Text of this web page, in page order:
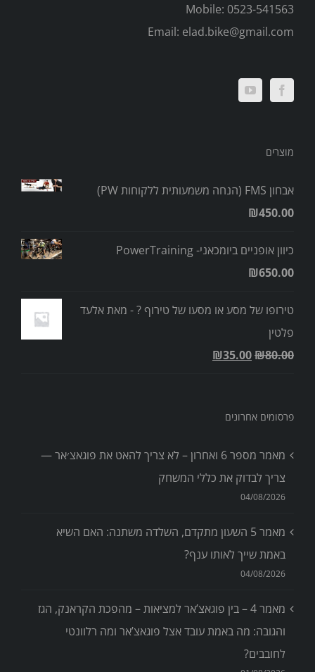
Mobile: 0523-541563
Email: elad.bike@gmail.com
מוצרים
אבחון FMS (הנחה משמעותית ללקוחות PW)
₪450.00
כיוון אופניים ביומכאני- PowerTraining
₪650.00
טירופו של מסע או מסעו של טירוף ? - מאת אלעד
פלטין
₪80.00
₪35.00
פרסומים אחרונים
מאמר מספר 6 ואחרון – לא צריך להאט את פוגאצ׳אר —
צריך לבדוק את כללי המשחק
04/08/2026
מאמר 5 השעון מתקדם, השלדה משתנה: האם השיא
באמת שייך לאותו ענף?
04/08/2026
מאמר 4 – בין פוגאצ’אר למציאות – מהפכת הקראנק, הגז
והגובה: מה באמת עובד אצל פוגאצ’אר ומה רלוונטי
לחובבים?